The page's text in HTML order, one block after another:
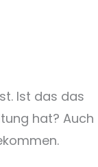
Ist das das
hat? Auch